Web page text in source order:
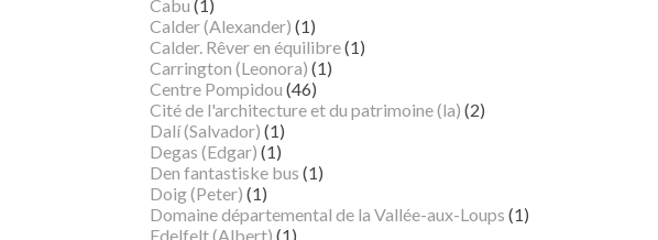
Cabu (1)
Calder (Alexander) (1)
Calder. Rêver en équilibre(1)
Carrington (Leonora) (1)
Centre Pompidou (46)
Cité de l'architecture et du patrimoine (la) (2)
Dalí (Salvador) (1)
Degas (Edgar) (1)
Den fantastiske bus (1)
Doig (Peter) (1)
Domaine départemental de la Vallée-aux-Loups (1)
Edelfelt (Albert) (1)